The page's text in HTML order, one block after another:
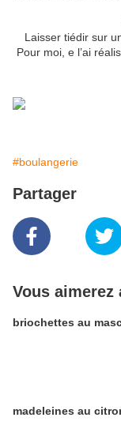
Laisser tiédir sur
Pour moi, e l’ai
#boulangerie
Partager
Vous aimerez
briochettes au
madeleines au